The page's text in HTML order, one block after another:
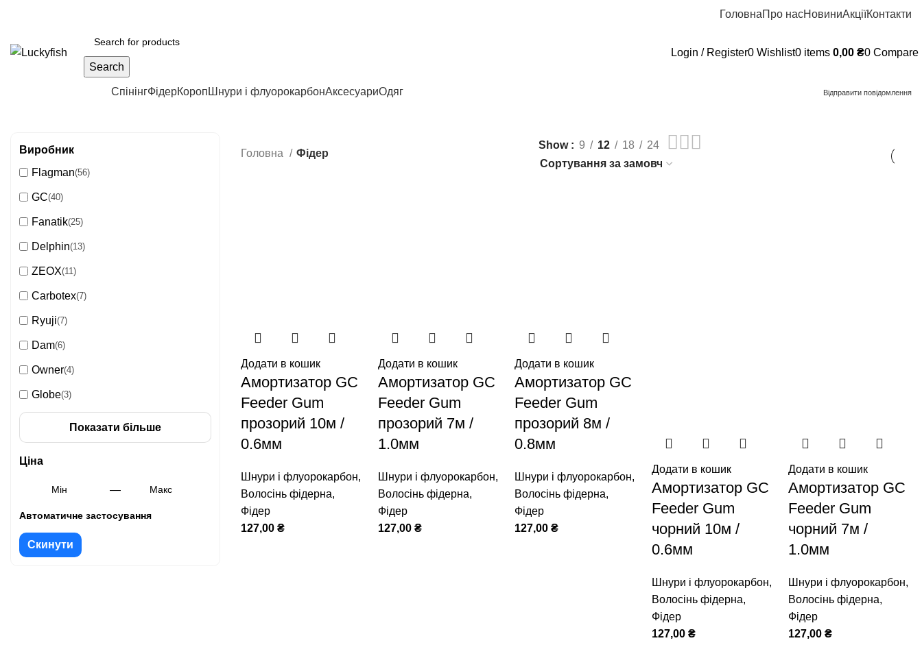
ГоловнаПро насНовиниАкціїКонтакти
Search
Login / Register0 Wishlist0 items 0,00 ₴0 Compare
СпінінгФідерКороп Шнури і флуорокарбонАксесуариОдяг Відправити повідомлення
Виробник
Flagman(56)
GC(40)
Fanatik(25)
Delphin(13)
ZEOX(11)
Carbotex(7)
Ryuji(7)
Dam(6)
Owner(4)
Globe(3)
Показати більше
Ціна
—
Автоматичне застосування
Скинути
Головна Фідер
Show 9 12 18 24
Додати в кошик
Амортизатор GC
Feeder Gum
прозорий 10м /
0.6мм
Шнури і флуорокарбон,
Волосінь фідерна,
Фідер
127,00 ₴
Додати в кошик
Амортизатор GC
Feeder Gum
прозорий 7м /
1.0мм
Шнури і флуорокарбон,
Волосінь фідерна,
Фідер
127,00 ₴
Додати в кошик
Амортизатор GC
Feeder Gum
прозорий 8м /
0.8мм
Шнури і флуорокарбон,
Волосінь фідерна,
Фідер
127,00₴
Додати в кошик
Амортизатор GC
Feeder Gum
чорний 10м /
0.6мм
Шнури і флуорокарбон,
Волосінь фідерна,
Фідер
127,00 ₴
Додати в кошик
Амортизатор GC
Feeder Gum
чорний 7м /
1.0мм
Шнури і флуорокарбон,
Волосінь фідерна,
Фідер
127,00₴